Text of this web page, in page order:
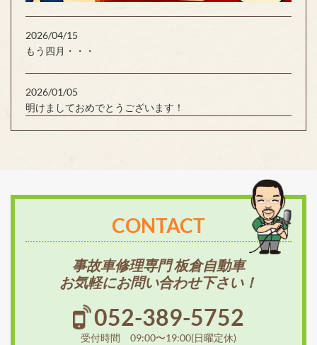
2026/04/15
もう四月・・・
2026/01/05
明けましておめでとうございます！
CONTACT
事故車修理専門 板倉自動車
お気軽にお問い合わせ下さい！
052-389-5752
受付時間 09:00〜19:00(日曜定休)